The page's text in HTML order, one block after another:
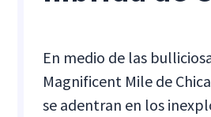
En medio de las
Magnificent Mile de
se adentran en los